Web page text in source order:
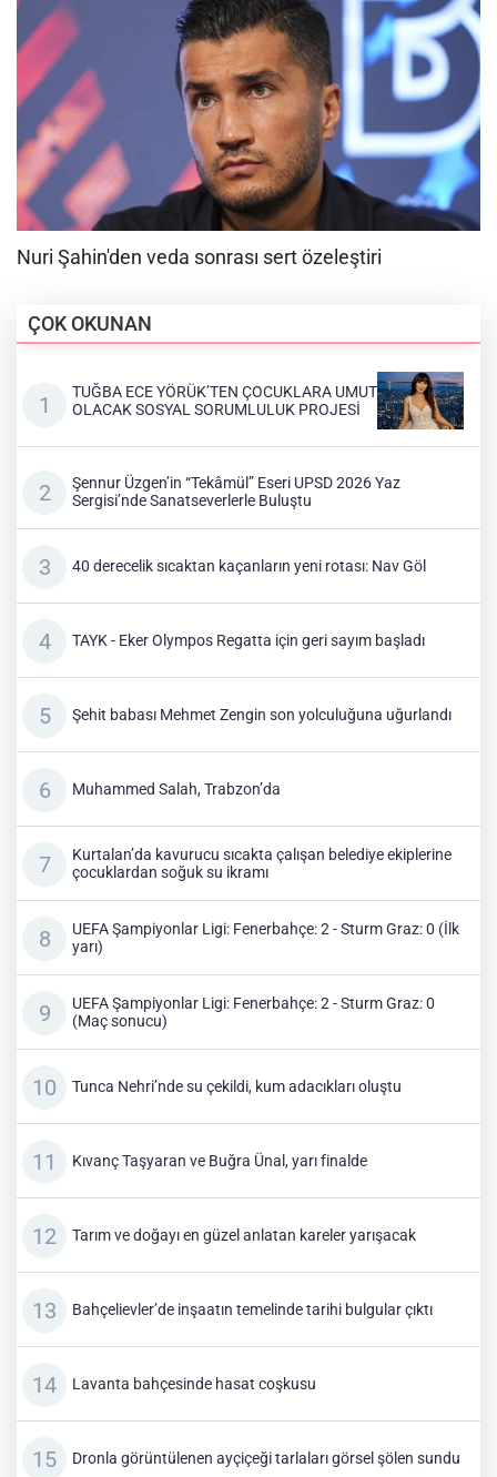
ÇOK OKUNAN
TUĞBA ECE YÖRÜK’TEN ÇOCUKLARA UMUT
OLACAK SOSYAL SORUMLULUK PROJESİ
Şennur Üzgen’in “Tekâmül” Eseri UPSD 2026 Yaz
Sergisi’nde Sanatseverlerle Buluştu
40 derecelik sıcaktan kaçanların yeni rotası: Nav Göl
TAYK - Eker Olympos Regatta için geri sayım başladı
Şehit babası Mehmet Zengin son yolculuğuna uğurlandı
Muhammed Salah, Trabzon’da
Kurtalan’da kavurucu sıcakta çalışan belediye ekiplerine
çocuklardan soğuk su ikramı
UEFA Şampiyonlar Ligi: Fenerbahçe: 2 - Sturm Graz: 0 (İlk
yarı)
UEFA Şampiyonlar Ligi: Fenerbahçe: 2 - Sturm Graz: 0
(Maç sonucu)
Tunca Nehri’nde su çekildi, kum adacıkları oluştu
Kıvanç Taşyaran ve Buğra Ünal, yarı finalde
Tarım ve doğayı en güzel anlatan kareler yarışacak
Bahçelievler’de inşaatın temelinde tarihi bulgular çıktı
Lavanta bahçesinde hasat coşkusu
Dronla görüntülenen ayçiçeği tarlaları görsel şölen sundu